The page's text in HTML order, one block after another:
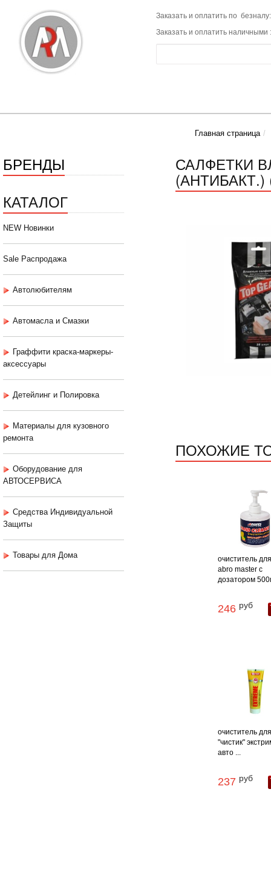
Заказать и оплатить по
Заказать и оплатить наличными
Главная страница
БРЕНДЫ
КАТАЛОГ
NEW Новинки
Sale Распродажа
Автолюбителям
Автомасла и Смазки
Граффити краска-маркеры-
аксессуары
Детейлинг и Полировка
Материалы для кузовного
ремонта
Оборудование для
АВТОСЕРВИСА
Средства Индивидуальной
Защиты
Товары для Дома
САЛФЕТКИ
(АНТИБАКТ.)
ПОХОЖИЕ
очиститель
abro master с
дозатором
246 руб
очиститель
"чистик"
авто ...
237 руб